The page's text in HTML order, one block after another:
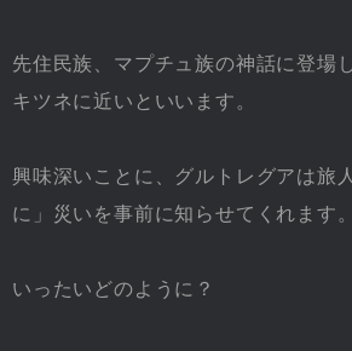
先住民族、マプチュ族の神話に登場
キツネに近いといいます。
興味深いことに、グルトレグアは旅
に」災いを事前に知らせてくれます。
いったいどのように？